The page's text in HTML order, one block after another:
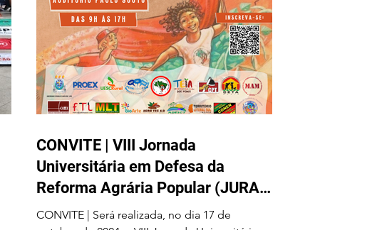
CONVITE | VIII Jornada
Universitária em Defesa da
Reforma Agrária Popular (JURA)
ocorrerá no dia 17 de outubro na
CONVITE | Será realizada, no dia 17 de